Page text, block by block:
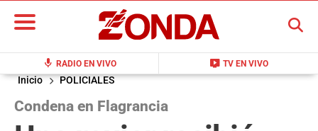
mic RADIO EN VIVO live_tv TV EN VIVO
BUSCAR
Inicio POLICIALES
Condena en Flagrancia